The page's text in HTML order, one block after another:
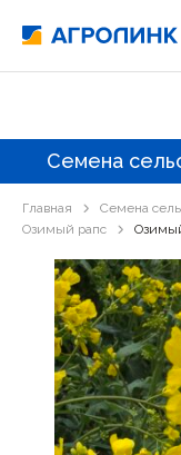
Семена
Главная
Семена
Озимый рапс